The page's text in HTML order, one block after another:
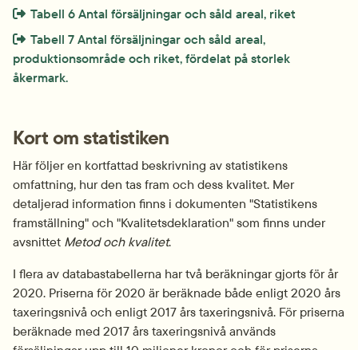
Extern länk som öppnas i nytt fönster eller ny flik.
Tabell 6 Antal försäljningar och såld areal, riket
Extern länk som öppnas i nytt fönster eller ny flik.
Tabell 7 Antal försäljningar och såld areal,
produktionsområde och riket, fördelat på storlek
åkermark.
Kort om statistiken
Här följer en kortfattad beskrivning av statistikens
omfattning, hur den tas fram och dess kvalitet. Mer
detaljerad information finns i dokumenten "Statistikens
framställning" och "Kvalitetsdeklaration" som finns under
avsnittet Metod och kvalitet.
I flera av databastabellerna har två beräkningar gjorts för år
2020. Priserna för 2020 är beräknade både enligt 2020 års
taxeringsnivå och enligt 2017 års taxeringsnivå. För priserna
beräknade med 2017 års taxeringsnivå används